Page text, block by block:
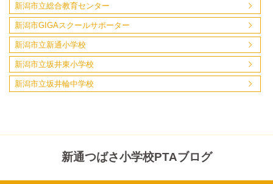
新潟市立総合教育センター
新潟市GIGAスクールサポーター
新潟市立新通小学校
新潟市立坂井東小学校
新潟市立坂井輪中学校
新通つばさ小学校PTAブログ